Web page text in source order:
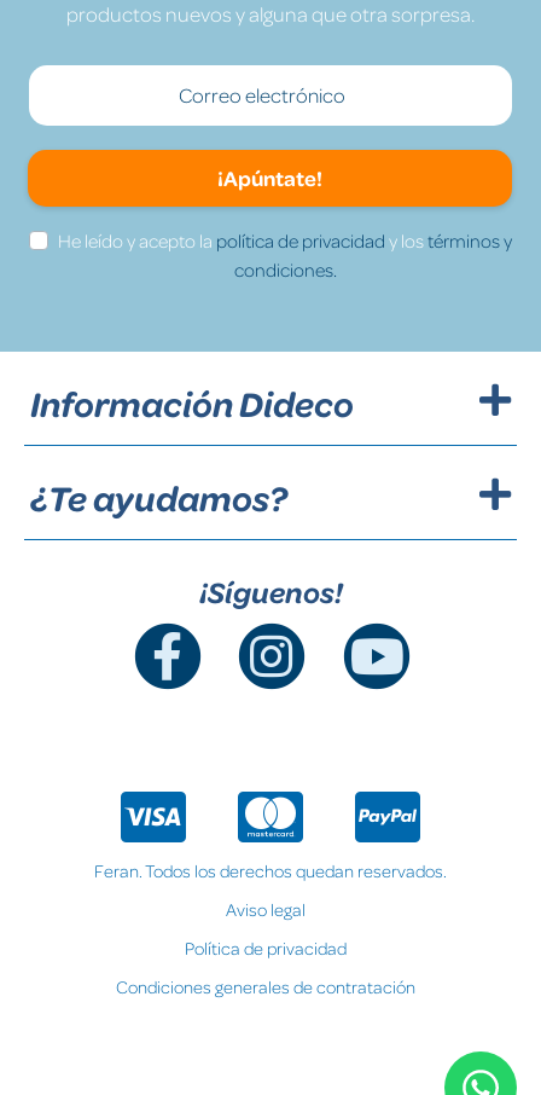
productos nuevos y alguna que otra sorpresa.
¡Apúntate!
He leído y acepto la política de privacidad y lostérminos y
condiciones.
Información Dideco
¿Te ayudamos?
¡Síguenos!
Feran. Todos los derechos quedan reservados.
Aviso legal
Política de privacidad
Condiciones generales de contratación